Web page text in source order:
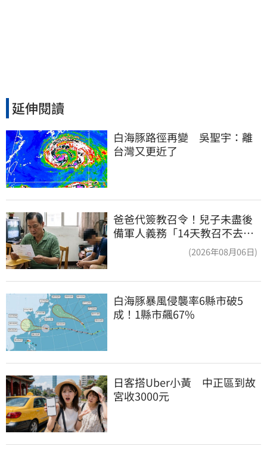
延伸閱讀
白海豚路徑再變　吳聖宇：離
台灣又更近了
爸爸代簽教召令！兒子未盡後
備軍人義務「14天教召不去」
(2026年08月06日)
白海豚暴風侵襲率6縣市破5
成！1縣市飆67%
日客搭Uber小黃　中正區到故
宮收3000元